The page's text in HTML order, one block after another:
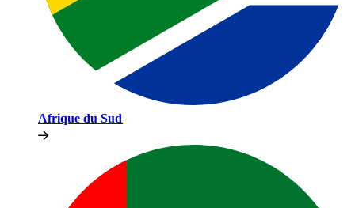
Afrique du Sud​​